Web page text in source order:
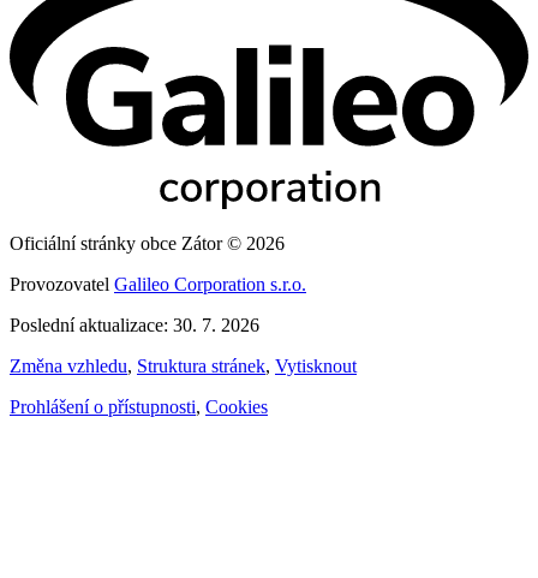
Oficiální stránky obce Zátor © 2026
Provozovatel Galileo Corporation s.r.o.
Poslední aktualizace: 30. 7. 2026
Změna vzhledu, Struktura stránek, Vytisknout
Prohlášení o přístupnosti, Cookies